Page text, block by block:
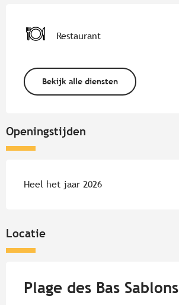
Restaurant
Bekijk alle diensten
Openingstijden
Heel het jaar 2026
Locatie
Plage des Bas Sablons